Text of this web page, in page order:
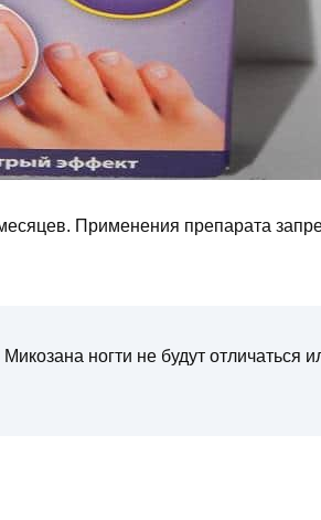
Применения препарата
ногти не будут отличаться